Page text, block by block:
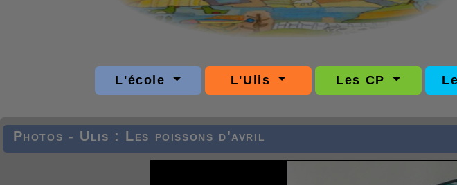
L'école L'Ulis Les CP
Photos - Ulis : Les poissons d'avril